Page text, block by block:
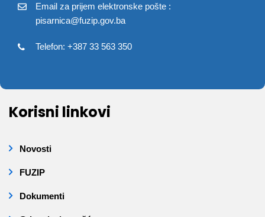
Email za prijem elektronske pošte :
pisarnica@fuzip.gov.ba
Telefon: +387 33 563 350
Korisni linkovi
Novosti
FUZIP
Dokumenti